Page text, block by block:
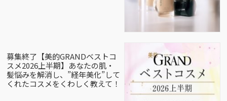
募集終了【美的GRANDベストコ
スメ2026上半期】あなたの肌・
髪悩みを解消し、”経年美化”して
くれたコスメをくわしく教えて！